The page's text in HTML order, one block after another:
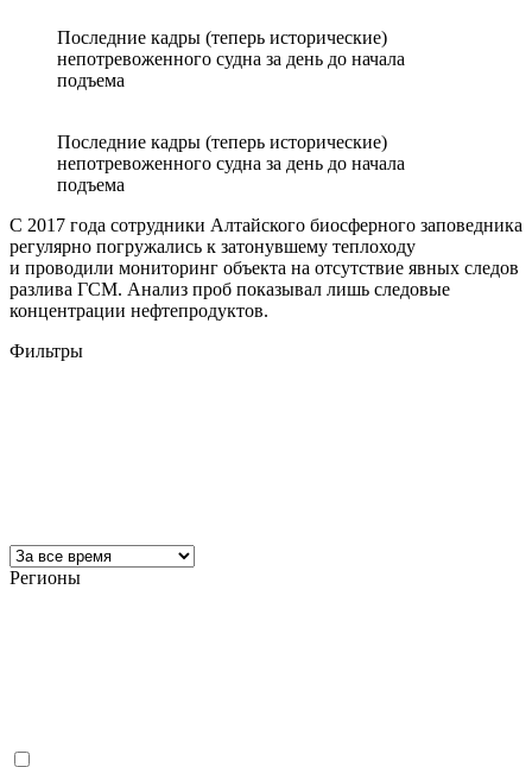
Последние кадры (теперь исторические)
непотревоженного судна за день до начала
подъема
Последние кадры (теперь исторические)
непотревоженного судна за день до начала
подъема
С 2017 года сотрудники Алтайского биосферного заповедника
регулярно погружались к затонувшему теплоходу
и проводили мониторинг объекта на отсутствие явных следов
разлива ГСМ. Анализ проб показывал лишь следовые
концентрации нефтепродуктов.
Фильтры
Регионы